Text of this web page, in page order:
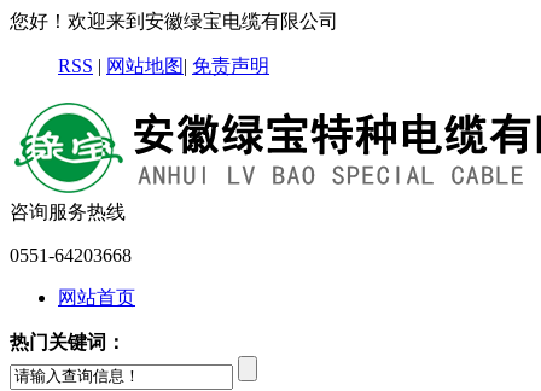
您好！欢迎来到安徽绿宝电缆有限公司
RSS | 网站地图| 免责声明
咨询服务热线
0551-64203668
网站首页
热门关键词：